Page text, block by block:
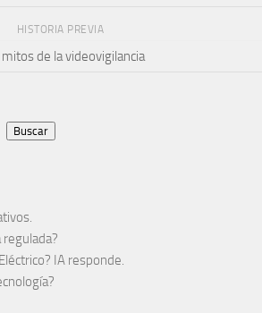
HISTORIA PREVIA
mitos de la videovigilancia
Buscar
IA responde.